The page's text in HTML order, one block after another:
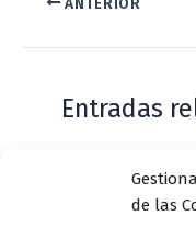
de las
Entradas
Casa de
aniversario